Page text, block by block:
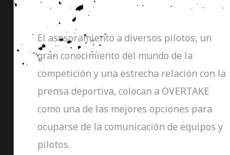
El asesoramiento a diversos pilotos, un
gran conocimiento del mundo de la
competición y una estrecha relación con la
prensa deportiva, colocan a OVERTAKE
como una de las mejores opciones para
ocuparse de la comunicación de equipos y
pilotos.